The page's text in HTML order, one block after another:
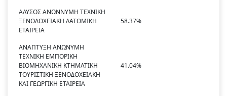
ΑΛΥΣΟΣ ΑΝΩΝΝΥΜΗ ΤΕΧΝΙΚΗ
ΞΕΝΟΔΟΧΕΙΑΚΗ ΛΑΤΟΜΙΚΗ
ΕΤΑΙΡΕΙΑ
58.37%
ΑΝΑΠΤΥΞΗ ΑΝΩΝΥΜH
ΤΕΧΝΙΚΗ ΕΜΠΟΡΙΚΗ
ΒΙΟΜΗΧΑΝΙΚΗ ΚΤΗΜΑΤΙΚΗ
ΤΟΥΡΙΣΤΙΚΗ ΞΕΝΟΔΟΧΕΙΑΚΗ
ΚΑΙ ΓΕΩΡΓΙΚΗ ΕΤΑΙΡΕΙΑ
41.04%